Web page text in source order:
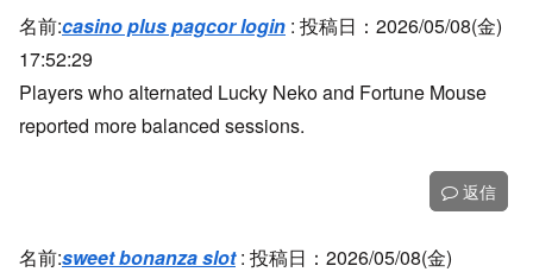
名前:casino plus pagcor login : 投稿日：2026/05/08(金)
17:52:29
Players who alternated Lucky Neko and Fortune Mouse
reported more balanced sessions.
返信
名前:sweet bonanza slot: 投稿日：2026/05/08(金)